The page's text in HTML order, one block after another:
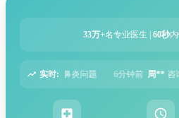
33万+名专业医生 | 60秒
实时:
周** 咨询了胃痛问题 8分钟前 王**